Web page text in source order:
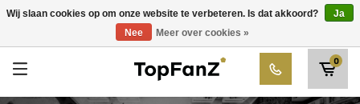
Kies uw club
0
Wij slaan cookies op om onze website te verbeteren. Is dat akkoord?
Ja
Nee
Meer over cookies »